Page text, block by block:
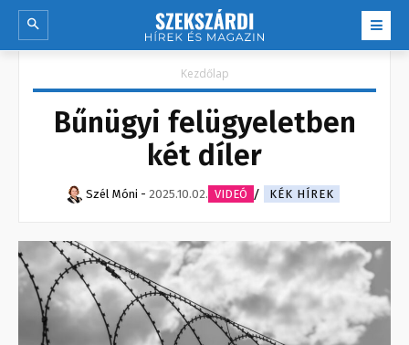
Kezdőlap
Bűnügyi felügyeletben
két díler
Szél Móni - 2025.10.02. VIDEÓ KÉK HÍREK